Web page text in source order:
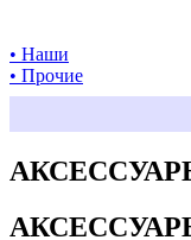
• Наши
• Прочие